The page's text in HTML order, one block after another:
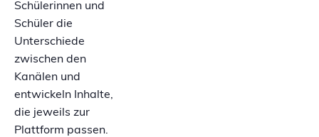
Schülerinnen und
Schüler die
Unterschiede
zwischen den
Kanälen und
entwickeln Inhalte,
die jeweils zur
Plattform passen.